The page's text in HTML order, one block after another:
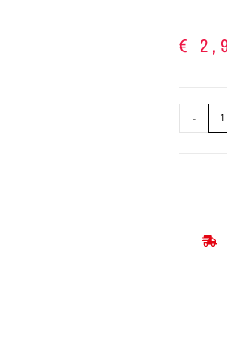
€
-